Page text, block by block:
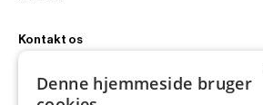
Kontakt os
+45 4252 0011
Denne hjemmeside bruger